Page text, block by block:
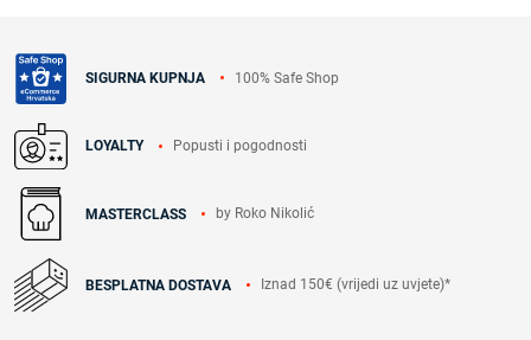
SIGURNA KUPNJA 100% Safe Shop
LOYALTY Popusti i pogodnosti
MASTERCLASS by Roko Nikolić
BESPLATNA DOSTAVA Iznad 150€ (vrijedi uz uvjete)*